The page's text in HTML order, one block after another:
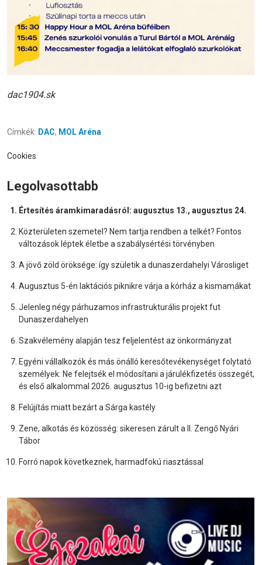
dac1904.sk
Címkék: DAC, MOL Aréna
Cookies
Legolvasottabb
Értesítés áramkimaradásról: augusztus 13., augusztus 24.
Közterületen szemetel? Nem tartja rendben a telkét? Fontos
változások léptek életbe a szabálysértési törvényben
A jövő zöld öröksége: így születik a dunaszerdahelyi Városliget
Augusztus 5-én laktációs piknikre várja a kórház a kismamákat
Jelenleg négy párhuzamos infrastrukturális projekt fut
Dunaszerdahelyen
Szakvélemény alapján tesz feljelentést az önkormányzat
Egyéni vállalkozók és más önálló keresőtevékenységet folytató
személyek: Ne felejtsék el módosítani a járulékfizetés összegét,
és első alkalommal 2026. augusztus 10-ig befizetni azt
Felújítás miatt bezárt a Sárga kastély
Zene, alkotás és közösség: sikeresen zárult a II. Zengő Nyári
Tábor
Forró napok következnek, harmadfokú riasztással